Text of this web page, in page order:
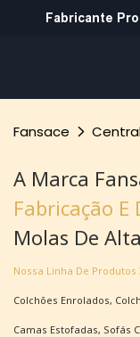
Fabricante
Fansace
A Marca
Fabricação E
Molas De
Nossa Linha De Produtos
Colchões Enrolados,
Camas Estofadas, Sofás